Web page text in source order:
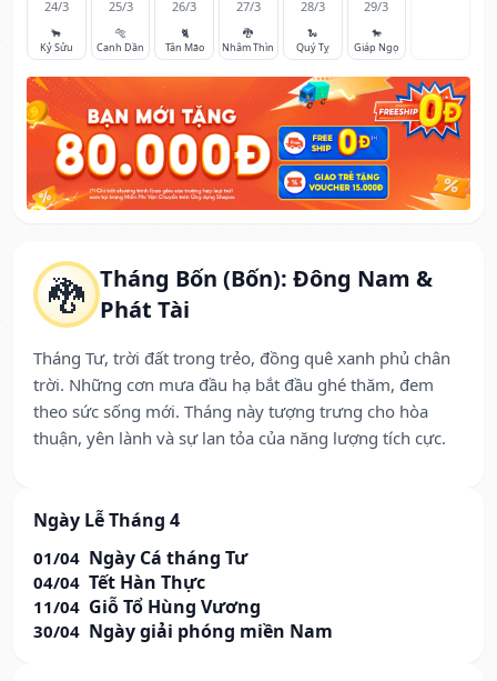
🐉 Tháng Bốn (Bốn): Đông Nam &
Phát Tài
Tháng Tư, trời đất trong trẻo, đồng quê xanh phủ chân
trời. Những cơn mưa đầu hạ bắt đầu ghé thăm, đem
theo sức sống mới. Tháng này tượng trưng cho hòa
thuận, yên lành và sự lan tỏa của năng lượng tích cực.
Ngày Lễ Tháng 4
01/04 Ngày Cá tháng Tư
04/04 Tết Hàn Thực
11/04 Giỗ Tổ Hùng Vương
30/04 Ngày giải phóng miền Nam
24/3
🐂
Kỷ Sửu
25/3
🐅
Canh Dần
26/3
🐈
Tân Mão
27/3
🐉
Nhâm Thìn
28/3
🐍
Quý Tỵ
29/3
🐎
Giáp Ngọ